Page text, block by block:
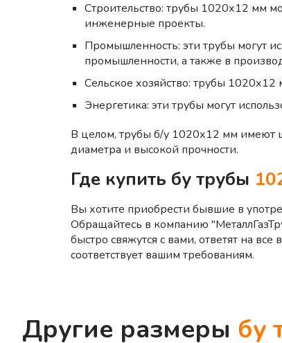
Строительство: трубы 1020х12 мм
инженерные проекты.
Промышленность: эти трубы могут
промышленности, а также в
Сельское хозяйство: трубы 1020х12
Энергетика: эти трубы могут
В целом, трубы б/у 1020х12 мм имеют
диаметра и высокой прочности.
Где купить бу трубы
Вы хотите приобрести бывшие в
Обращайтесь в компанию
быстро свяжутся с вами, ответят на
соответствует вашим требованиям.
Другие размеры бу